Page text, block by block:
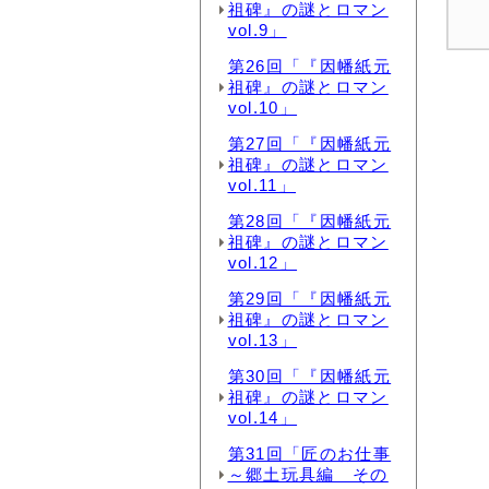
祖碑』の謎とロマン
vol.9」
第26回「『因幡紙元
祖碑』の謎とロマン
vol.10」
第27回「『因幡紙元
祖碑』の謎とロマン
vol.11」
第28回「『因幡紙元
祖碑』の謎とロマン
vol.12」
第29回「『因幡紙元
祖碑』の謎とロマン
vol.13」
第30回「『因幡紙元
祖碑』の謎とロマン
vol.14」
第31回「匠のお仕事
～郷土玩具編 その